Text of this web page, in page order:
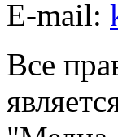
E-mail:
Все